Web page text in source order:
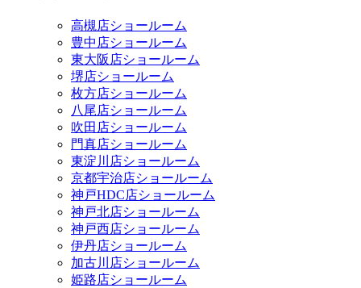
高槻店ショールーム
豊中店ショールーム
東大阪店ショールーム
堺店ショールーム
枚方店ショールーム
八尾店ショールーム
吹田店ショールーム
門真店ショールーム
東淀川店ショールーム
京都宇治店ショールーム
神戸HDC店ショールーム
神戸北店ショールーム
神戸西店ショールーム
伊丹店ショールーム
加古川店ショールーム
姫路店ショールーム